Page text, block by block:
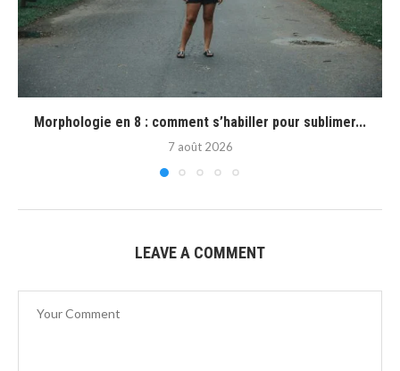
Morphologie en 8 : comment s’habiller pour sublimer...
7 août 2026
LEAVE A COMMENT